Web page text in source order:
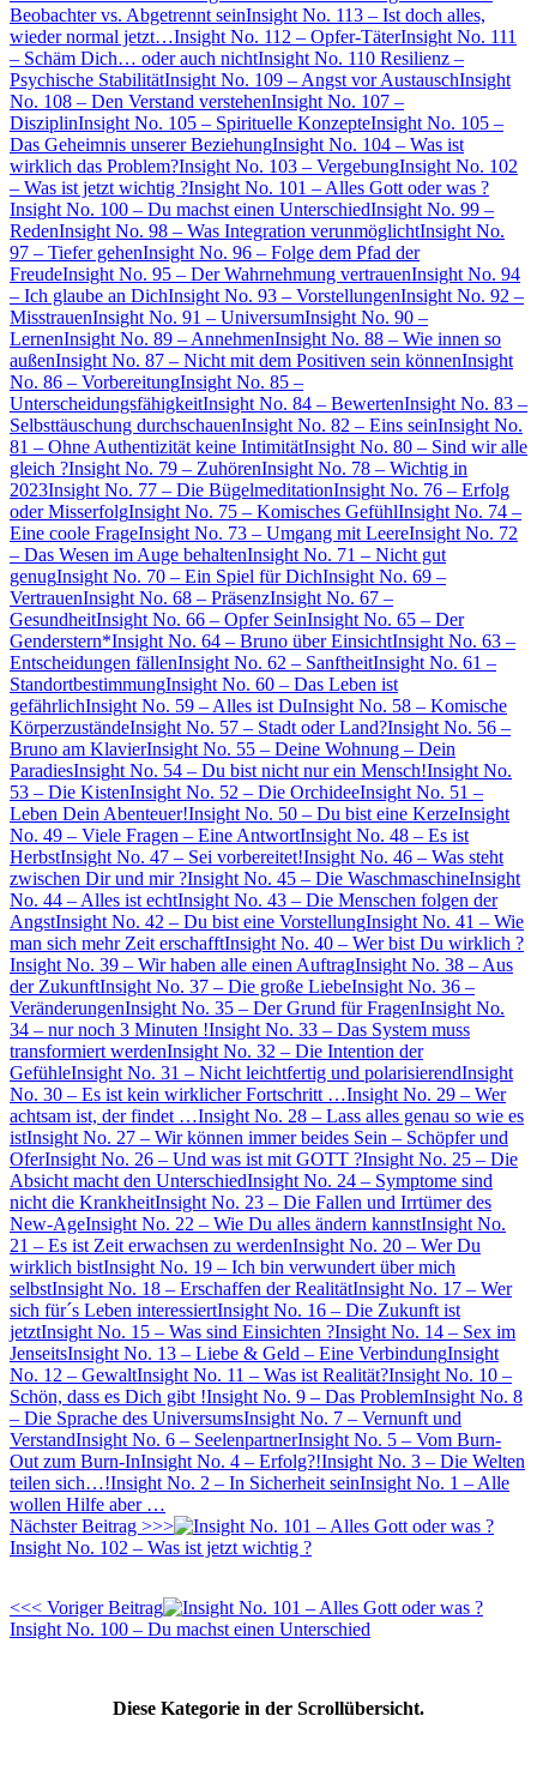
Beobachter vs. Abgetrennt seinInsight No. 113 – Ist doch alles,
wieder normal jetzt…Insight No. 112 – Opfer-TäterInsight No. 111
– Schäm Dich… oder auch nichtInsight No. 110 Resilienz –
Psychische StabilitätInsight No. 109 – Angst vor AustauschInsight
No. 108 – Den Verstand verstehenInsight No. 107 –
DisziplinInsight No. 105 – Spirituelle KonzepteInsight No. 105 –
Das Geheimnis unserer BeziehungInsight No. 104 – Was ist
wirklich das Problem?Insight No. 103 – VergebungInsight No. 102
– Was ist jetzt wichtig ?Insight No. 101 – Alles Gott oder was ?
Insight No. 100 – Du machst einen UnterschiedInsight No. 99 –
RedenInsight No. 98 – Was Integration verunmöglichtInsight No.
97 – Tiefer gehenInsight No. 96 – Folge dem Pfad der
FreudeInsight No. 95 – Der Wahrnehmung vertrauenInsight No. 94
– Ich glaube an DichInsight No. 93 – VorstellungenInsight No. 92 –
MisstrauenInsight No. 91 – UniversumInsight No. 90 –
LernenInsight No. 89 – AnnehmenInsight No. 88 – Wie innen so
außenInsight No. 87 – Nicht mit dem Positiven sein könnenInsight
No. 86 – VorbereitungInsight No. 85 –
UnterscheidungsfähigkeitInsight No. 84 – BewertenInsight No. 83 –
Selbsttäuschung durchschauenInsight No. 82 – Eins seinInsight No.
81 – Ohne Authentizität keine IntimitätInsight No. 80 – Sind wir alle
gleich ?Insight No. 79 – ZuhörenInsight No. 78 – Wichtig in
2023Insight No. 77 – Die BügelmeditationInsight No. 76 – Erfolg
oder MisserfolgInsight No. 75 – Komisches GefühlInsight No. 74 –
Eine coole FrageInsight No. 73 – Umgang mit LeereInsight No. 72
– Das Wesen im Auge behaltenInsight No. 71 – Nicht gut
genugInsight No. 70 – Ein Spiel für DichInsight No. 69 –
VertrauenInsight No. 68 – PräsenzInsight No. 67 –
GesundheitInsight No. 66 – Opfer SeinInsight No. 65 – Der
Genderstern*Insight No. 64 – Bruno über EinsichtInsight No. 63 –
Entscheidungen fällenInsight No. 62 – SanftheitInsight No. 61 –
StandortbestimmungInsight No. 60 – Das Leben ist
gefährlichInsight No. 59 – Alles ist DuInsight No. 58 – Komische
KörperzuständeInsight No. 57 – Stadt oder Land?Insight No. 56 –
Bruno am KlavierInsight No. 55 – Deine Wohnung – Dein
ParadiesInsight No. 54 – Du bist nicht nur ein Mensch!Insight No.
53 – Die KistenInsight No. 52 – Die OrchideeInsight No. 51 –
Leben Dein Abenteuer!Insight No. 50 – Du bist eine KerzeInsight
No. 49 – Viele Fragen – Eine AntwortInsight No. 48 – Es ist
HerbstInsight No. 47 – Sei vorbereitet!Insight No. 46 – Was steht
zwischen Dir und mir ?Insight No. 45 – Die WaschmaschineInsight
No. 44 – Alles ist echtInsight No. 43 – Die Menschen folgen der
AngstInsight No. 42 – Du bist eine VorstellungInsight No. 41 – Wie
man sich mehr Zeit erschafftInsight No. 40 – Wer bist Du wirklich ?
Insight No. 39 – Wir haben alle einen AuftragInsight No. 38 – Aus
der ZukunftInsight No. 37 – Die große LiebeInsight No. 36 –
VeränderungenInsight No. 35 – Der Grund für FragenInsight No.
34 – nur noch 3 Minuten !Insight No. 33 – Das System muss
transformiert werdenInsight No. 32 – Die Intention der
GefühleInsight No. 31 – Nicht leichtfertig und polarisierendInsight
No. 30 – Es ist kein wirklicher Fortschritt …Insight No. 29 – Wer
achtsam ist, der findet …Insight No. 28 – Lass alles genau so wie es
istInsight No. 27 – Wir können immer beides Sein – Schöpfer und
OferInsight No. 26 – Und was ist mit GOTT ?Insight No. 25 – Die
Absicht macht den UnterschiedInsight No. 24 – Symptome sind
nicht die KrankheitInsight No. 23 – Die Fallen und Irrtümer des
New-AgeInsight No. 22 – Wie Du alles ändern kannstInsight No.
21 – Es ist Zeit erwachsen zu werdenInsight No. 20 – Wer Du
wirklich bistInsight No. 19 – Ich bin verwundert über mich
selbstInsight No. 18 – Erschaffen der RealitätInsight No. 17 – Wer
sich für´s Leben interessiertInsight No. 16 – Die Zukunft ist
jetztInsight No. 15 – Was sind Einsichten ?Insight No. 14 – Sex im
JenseitsInsight No. 13 – Liebe & Geld – Eine VerbindungInsight
No. 12 – GewaltInsight No. 11 – Was ist Realität?Insight No. 10 –
Schön, dass es Dich gibt !Insight No. 9 – Das ProblemInsight No. 8
– Die Sprache des UniversumsInsight No. 7 – Vernunft und
VerstandInsight No. 6 – SeelenpartnerInsight No. 5 – Vom Burn-
Out zum Burn-InInsight No. 4 – Erfolg?!Insight No. 3 – Die Welten
teilen sich…!Insight No. 2 – In Sicherheit seinInsight No. 1 – Alle
wollen Hilfe aber …
Nächster Beitrag >>>
Insight No. 102 – Was ist jetzt wichtig ?
<<< Voriger Beitrag
Insight No. 100 – Du machst einen Unterschied
Diese Kategorie in der Scrollübersicht.